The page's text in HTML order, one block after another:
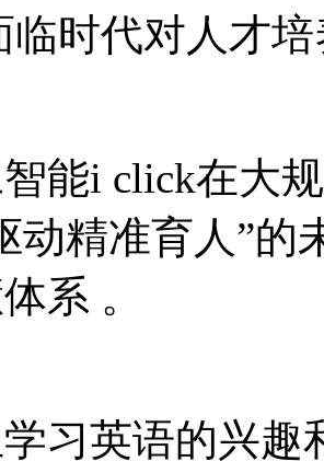
临时代对人才培
i click在大规模
精准育人”的未
 。
英语的兴趣和